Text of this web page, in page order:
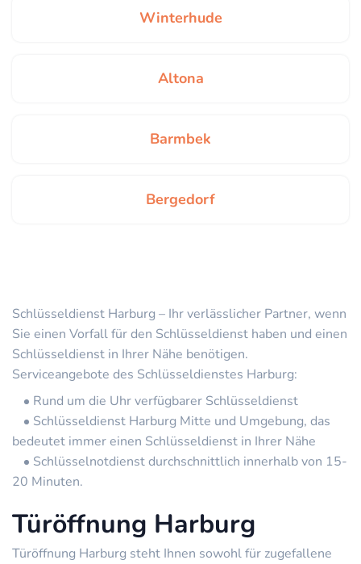
Winterhude
Altona
Barmbek
Bergedorf
Schlüsseldienst Harburg – Ihr verlässlicher Partner, wenn
Sie einen Vorfall für den Schlüsseldienst haben und einen
Schlüsseldienst in Ihrer Nähe benötigen.
Serviceangebote des Schlüsseldienstes Harburg:
Rund um die Uhr verfügbarer Schlüsseldienst
Schlüsseldienst Harburg Mitte und Umgebung, das
bedeutet immer einen Schlüsseldienst in Ihrer Nähe
Schlüsselnotdienst durchschnittlich innerhalb von 15-
20 Minuten.
Türöffnung Harburg
Türöffnung Harburg steht Ihnen sowohl für zugefallene